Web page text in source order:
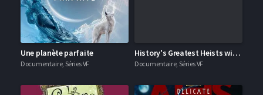
Une planète parfaite
Documentaire, Séries VF
History's Greatest Heists with Pierce Brosnan
Documentaire, Séries VF